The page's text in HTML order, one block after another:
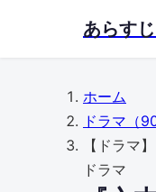
あらす
ホーム
ドラマ （
【ドラマ
ドラマ